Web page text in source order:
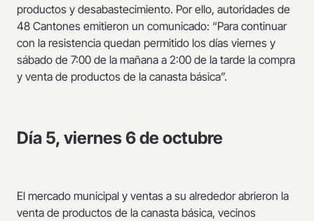
productos y desabastecimiento. Por ello, autoridades de
48 Cantones emitieron un comunicado: “Para continuar
con la resistencia quedan permitido los días viernes y
sábado de 7:00 de la mañana a 2:00 de la tarde la compra
y venta de productos de la canasta básica”.
Día 5, viernes 6 de octubre
El mercado municipal y ventas a su alrededor abrieron la
venta de productos de la canasta básica, vecinos